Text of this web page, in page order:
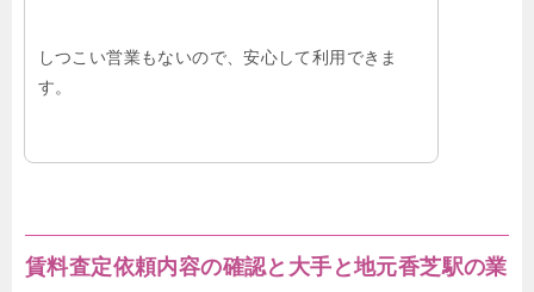
しつこい営業もないので、安心して利用できま
す。
賃料査定依頼内容の確認と大手と地元香芝駅の業